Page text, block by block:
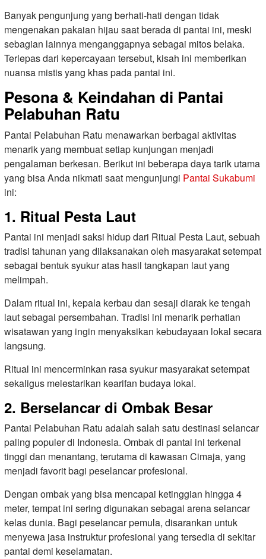
Banyak pengunjung yang berhati-hati dengan tidak
mengenakan pakaian hijau saat berada di pantai ini, meski
sebagian lainnya menganggapnya sebagai mitos belaka.
Terlepas dari kepercayaan tersebut, kisah ini memberikan
nuansa mistis yang khas pada pantai ini.
Pesona & Keindahan di Pantai
Pelabuhan Ratu
Pantai Pelabuhan Ratu menawarkan berbagai aktivitas
menarik yang membuat setiap kunjungan menjadi
pengalaman berkesan. Berikut ini beberapa daya tarik utama
yang bisa Anda nikmati saat mengunjungi Pantai Sukabumi
ini:
1. Ritual Pesta Laut
Pantai ini menjadi saksi hidup dari Ritual Pesta Laut, sebuah
tradisi tahunan yang dilaksanakan oleh masyarakat setempat
sebagai bentuk syukur atas hasil tangkapan laut yang
melimpah.
Dalam ritual ini, kepala kerbau dan sesaji diarak ke tengah
laut sebagai persembahan. Tradisi ini menarik perhatian
wisatawan yang ingin menyaksikan kebudayaan lokal secara
langsung.
Ritual ini mencerminkan rasa syukur masyarakat setempat
sekaligus melestarikan kearifan budaya lokal.
2. Berselancar di Ombak Besar
Pantai Pelabuhan Ratu adalah salah satu destinasi selancar
paling populer di Indonesia. Ombak di pantai ini terkenal
tinggi dan menantang, terutama di kawasan Cimaja, yang
menjadi favorit bagi peselancar profesional.
Dengan ombak yang bisa mencapai ketinggian hingga 4
meter, tempat ini sering digunakan sebagai arena selancar
kelas dunia. Bagi peselancar pemula, disarankan untuk
menyewa jasa instruktur profesional yang tersedia di sekitar
pantai demi keselamatan.